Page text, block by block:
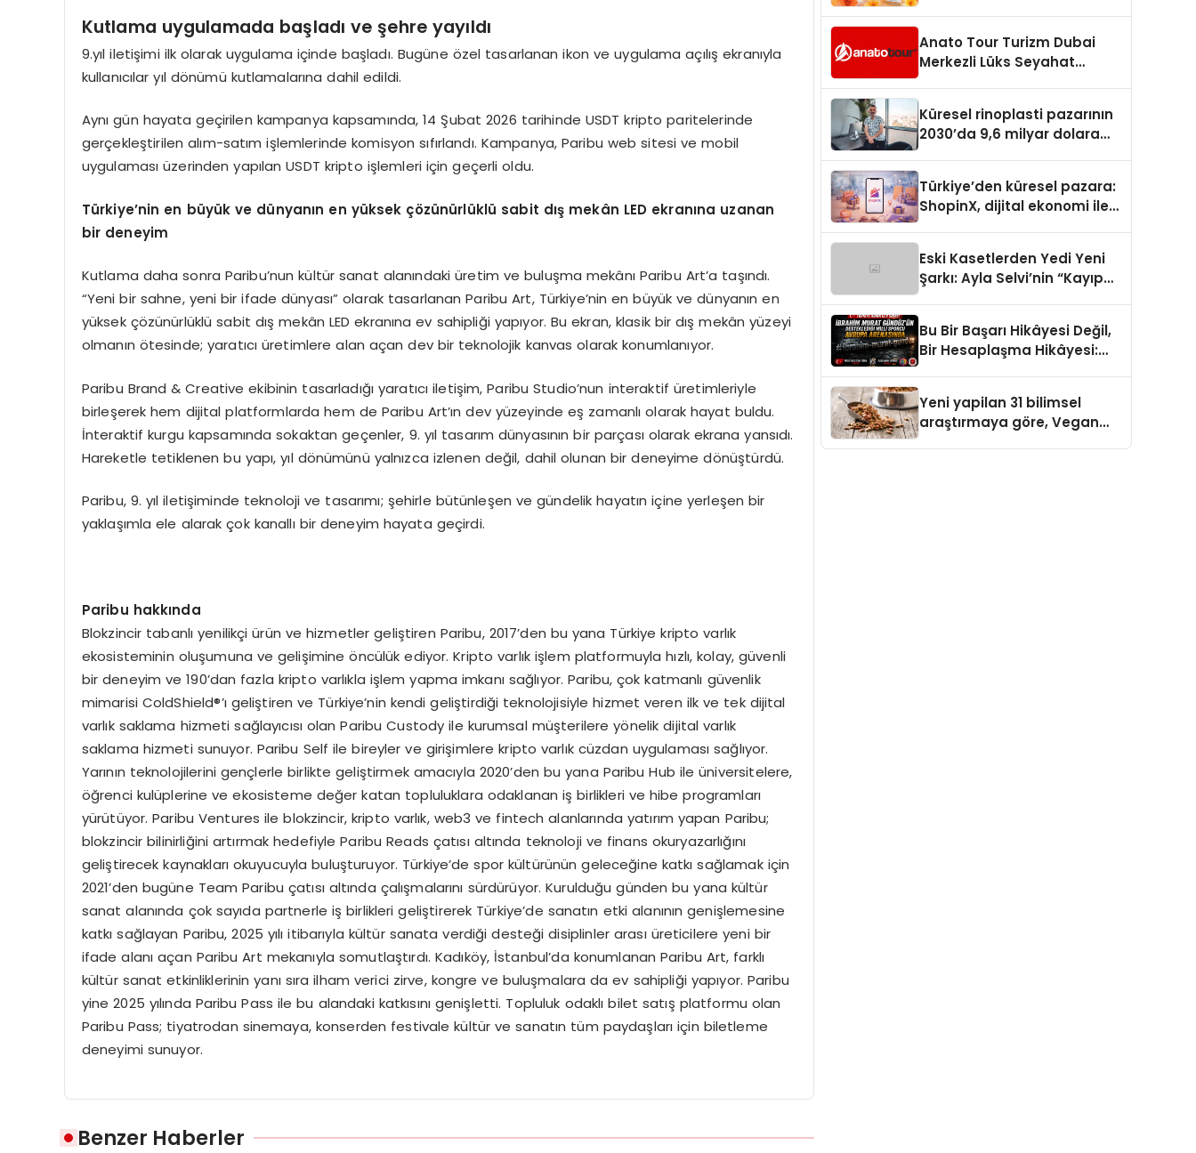
Kutlama uygulamada başladıve şehre yayıldı
9.yıl iletişimi ilk olarak uygulama içinde başladı. Bugüne özel tasarlanan ikon ve uygulama açılış ekranıyla
kullanıcılar yıl dönümü kutlamalarına dahil edildi.
Aynı gün hayata geçirilen kampanya kapsamında, 14 Şubat 2026 tarihinde USDT kripto paritelerinde
gerçekleştirilen alım-satım işlemlerinde komisyon sıfırlandı. Kampanya, Paribu web sitesi ve mobil
uygulaması üzerinden yapılan USDT kripto işlemleri için geçerli oldu.
Türkiye’nin en büyük ve dünyanın en yüksek çözünürlüklü sabit dış mekân LED ekranına uzanan
bir deneyim
Kutlama daha sonra Paribu’nun kültür sanat alanındaki üretim ve buluşma mekânı Paribu Art’a taşındı.
“Yeni bir sahne, yeni bir ifade dünyası” olarak tasarlanan Paribu Art, Türkiye’nin en büyük ve dünyanın en
yüksek çözünürlüklü sabit dış mekân LED ekranına ev sahipliği yapıyor. Bu ekran, klasik bir dış mekân yüzeyi
olmanın ötesinde; yaratıcı üretimlere alan açan dev bir teknolojik kanvas olarak konumlanıyor.
Paribu Brand & Creative ekibinin tasarladığı yaratıcı iletişim, Paribu Studio’nun interaktif üretimleriyle
birleşerek hem dijital platformlarda hem de Paribu Art’ın dev yüzeyinde eş zamanlı olarak hayat buldu.
İnteraktif kurgu kapsamında sokaktan geçenler, 9. yıl tasarım dünyasının bir parçası olarak ekrana yansıdı.
Hareketle tetiklenen bu yapı, yıl dönümünü yalnızca izlenen değil, dahil olunan bir deneyime dönüştürdü.
Paribu, 9. yıl iletişiminde teknoloji ve tasarımı; şehirle bütünleşen ve gündelik hayatın içine yerleşen bir
yaklaşımla ele alarak çok kanallı bir deneyim hayata geçirdi.
Paribu hakkında
Blokzincir tabanlı yenilikçi ürün ve hizmetler geliştiren Paribu, 2017’den bu yana Türkiye kripto varlık
ekosisteminin oluşumuna ve gelişimine öncülük ediyor. Kripto varlık işlem platformuyla hızlı, kolay, güvenli
bir deneyim ve 190’dan fazla kripto varlıkla işlem yapma imkanı sağlıyor. Paribu, çok katmanlı güvenlik
mimarisi ColdShield®’ı geliştiren ve Türkiye’nin kendi geliştirdiği teknolojisiyle hizmet veren ilk ve tek dijital
varlık saklama hizmeti sağlayıcısı olan Paribu Custody ile kurumsal müşterilere yönelik dijital varlık
saklama hizmeti sunuyor. Paribu Self ile bireyler ve girişimlere kripto varlık cüzdan uygulaması sağlıyor.
Yarının teknolojilerini gençlerle birlikte geliştirmek amacıyla 2020’den bu yana Paribu Hub ile üniversitelere,
öğrenci kulüplerine ve ekosisteme değer katan topluluklara odaklanan iş birlikleri ve hibe programları
yürütüyor. Paribu Ventures ile blokzincir, kripto varlık, web3 ve fintech alanlarında yatırım yapan Paribu;
blokzincir bilinirliğini artırmak hedefiyle Paribu Reads çatısı altında teknoloji ve finans okuryazarlığını
geliştirecek kaynakları okuyucuyla buluşturuyor. Türkiye’de spor kültürünün geleceğine katkı sağlamak için
2021’den bugüne Team Paribu çatısı altında çalışmalarını sürdürüyor. Kurulduğu günden bu yana kültür
sanat alanında çok sayıda partnerle iş birlikleri geliştirerek Türkiye’de sanatın etki alanının genişlemesine
katkı sağlayan Paribu, 2025 yılı itibarıyla kültür sanata verdiği desteği disiplinler arası üreticilere yeni bir
ifade alanı açan Paribu Art mekanıyla somutlaştırdı. Kadıköy, İstanbul’da konumlanan Paribu Art, farklı
kültür sanat etkinliklerinin yanı sıra ilham verici zirve, kongre ve buluşmalara da ev sahipliği yapıyor. Paribu
yine 2025 yılında Paribu Pass ile bu alandaki katkısını genişletti. Topluluk odaklı bilet satış platformu olan
Paribu Pass; tiyatrodan sinemaya, konserden festivale kültür ve sanatın tüm paydaşları için biletleme
deneyimi sunuyor.
Benzer Haberler
Anato Tour Turizm Dubai
Merkezli Lüks Seyahat
Küresel rinoplasti pazarının
2030’da 9,6 milyar dolara
Türkiye’den küresel pazara:
ShopinX, dijital ekonomi ile
Eski Kasetlerden Yedi Yeni
Şarkı: Ayla Selvi’nin “Kayıp
Bu Bir Başarı Hikâyesi Değil,
Bir Hesaplaşma Hikâyesi:
Yeni yapilan 31 bilimsel
araştırmaya göre, Vegan